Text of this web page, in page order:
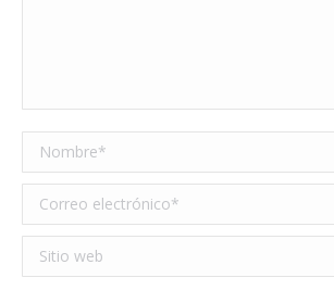
Nombre *
Correo electrónico *
Sitio web